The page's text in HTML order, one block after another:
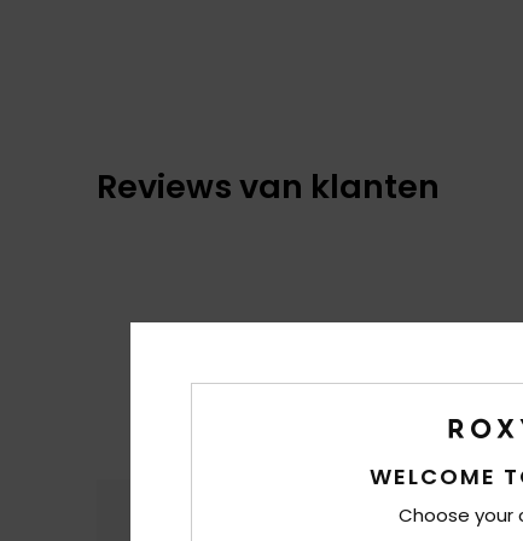
Reviews van klanten
WELCOME
Choose your